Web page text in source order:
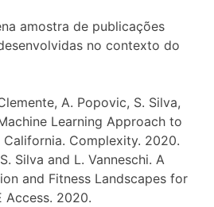
amostra de publicações
no contexto do
A. Popovic, S. Silva,
Learning Approach to
Complexity. 2020.
Silva and L. Vanneschi. A
and Fitness Landscapes for
Access. 2020.